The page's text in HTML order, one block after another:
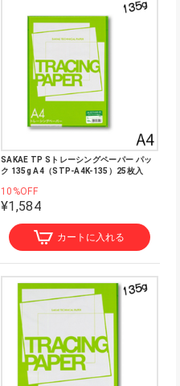
SAKAE TP Sトレーシングペーパー パッ
ク 135g A4（STP-A4K-135）25枚入
10%OFF
¥1,584
カートに入れる